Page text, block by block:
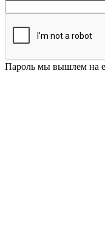
Пароль мы вышлем на